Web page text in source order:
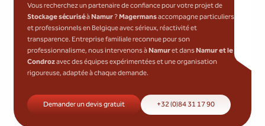
Vous recherchez un partenaire de confiance pour votre projet de
Stockage sécuriséàNamur ?Magermansaccompagne particuliers
et professionnels en Belgique avec sérieux, réactivité et
transparence. Entreprise familiale reconnue pour son
professionnalisme, nous intervenons àNamuret dansNamur et le
Condrozavec des équipes expérimentées et une organisation
rigoureuse, adaptée à chaque demande.
Demander un devis gratuit +32 (0)84 31 17 90